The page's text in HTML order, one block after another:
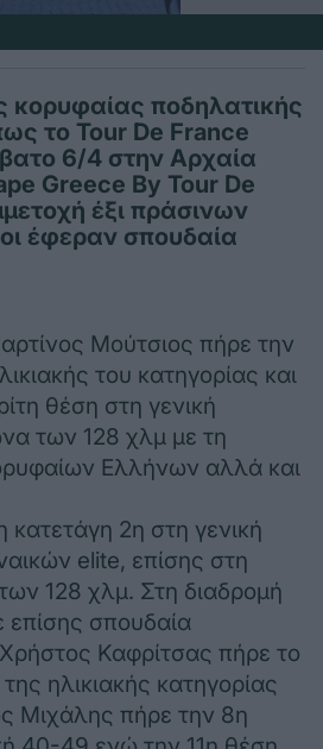
κορυφαίας ποδηλατικής
το Tour De France
6/4 στην Αρχαία
Greece By Tour De
έξι πράσινων
έφεραν σπουδαία
Μούτσιος πήρε την
του κατηγορίας και
θέση στη γενική
των 128 χλμ με τη
Ελλήνων αλλά και
2η στη γενική
elite, επίσης στη
128 χλμ. Στη διαδρομή
επίσης σπουδαία
Καφρίτσας πήρε το
ηλικιακής κατηγορίας
Μιχάλης πήρε την 8η